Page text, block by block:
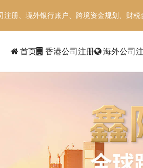
册、境外银行账户、跨境资金规划、财
首页 香港公司注册 海外公司